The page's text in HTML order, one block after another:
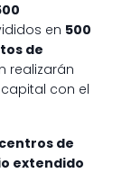
en 500
de
realizarán
con el
centros de
extendido